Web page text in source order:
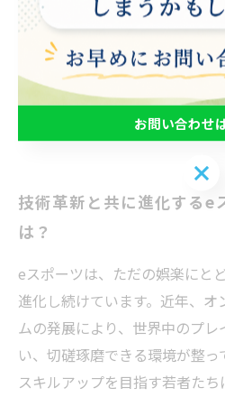
経験は、異なる価値観を理解
非常に貴重です。eスポーツは
トではなく、明確な成長の機
からの未来を担う若者たちに
成長を促進する素晴らしい舞台
技術革新と共に進化するe
は？
eスポーツは、ただの娯楽にと
進化し続けています。近年、
ムの発展により、世界中のプ
い、切磋琢磨できる環境が整っ
スキルアップを目指す若者た
お問い合わせ
お問い合わせ